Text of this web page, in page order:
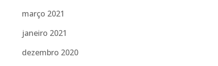
março 2021
janeiro 2021
dezembro 2020